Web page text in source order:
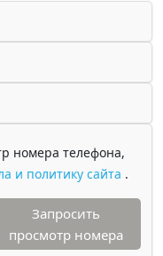
номера телефона,
и политику сайта .
Запросить
просмотр номера